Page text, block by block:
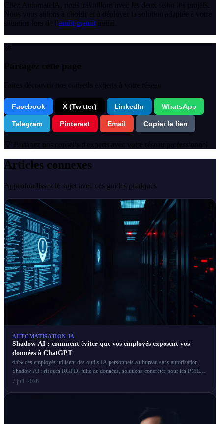
Chez AutomateIA, nous travaillons avec les deux selon les projets.
Nous vous aidons à choisir et à déployer la solution adaptée à votre
situation lors de l’audit gratuit initial.
🚀
Partagez cette page
Faites découvrir nos conseils experts à votre réseau
Facebook X (Twitter) LinkedIn WhatsApp
Telegram Pinterest Email Copier le lien
💡 Partagez nos conseils d'experts avec votre réseau professionnel
Articles connexes
Approfondissez le sujet avec ces guides pratiques
AUTOMATISATION IA
Shadow AI : comment éviter que vos employés exposent vos
données à ChatGPT
65% des employés utilisent des outils IA personnels au bureau sans autorisation.
Shadow AI : risques RGPD, fuite de données, solutions concrètes pour les PME
françaises.
7 juil. 2026